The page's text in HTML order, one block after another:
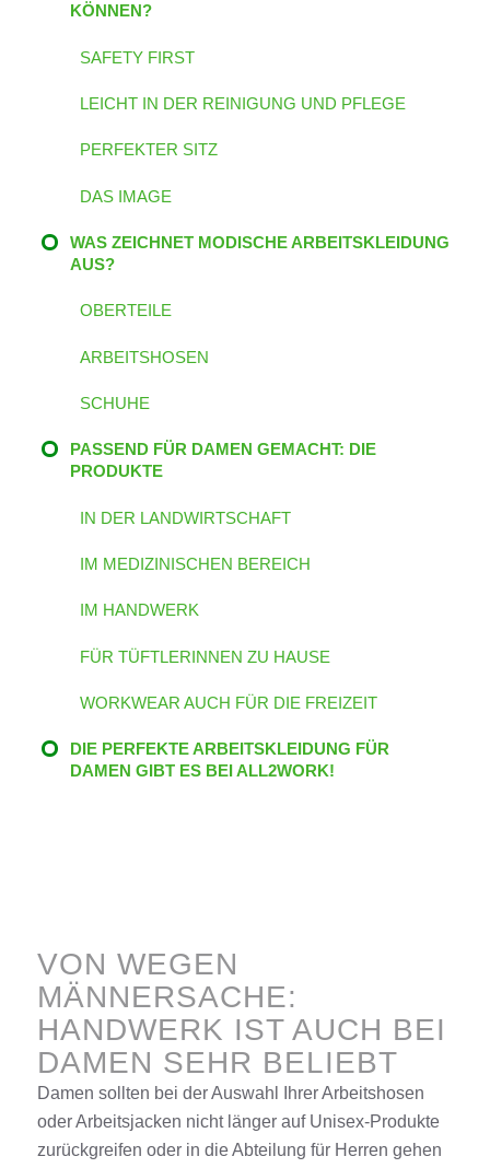
KÖNNEN?
SAFETY FIRST
LEICHT IN DER REINIGUNG UND PFLEGE
PERFEKTER SITZ
DAS IMAGE
WAS ZEICHNET MODISCHE ARBEITSKLEIDUNG
AUS?
OBERTEILE
ARBEITSHOSEN
SCHUHE
PASSEND FÜR DAMEN GEMACHT: DIE
PRODUKTE
IN DER LANDWIRTSCHAFT
IM MEDIZINISCHEN BEREICH
IM HANDWERK
FÜR TÜFTLERINNEN ZU HAUSE
WORKWEAR AUCH FÜR DIE FREIZEIT
DIE PERFEKTE ARBEITSKLEIDUNG FÜR
DAMEN GIBT ES BEI ALL2WORK!
VON WEGEN
MÄNNERSACHE:
HANDWERK IST AUCH BEI
DAMEN SEHR BELIEBT
Damen sollten bei der Auswahl Ihrer Arbeitshosen
oder Arbeitsjacken nicht länger auf Unisex-Produkte
zurückgreifen oder in die Abteilung für Herren gehen